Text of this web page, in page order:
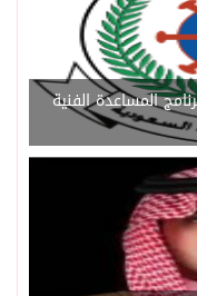
المساعدة الفنية